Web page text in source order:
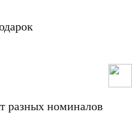
разных номиналов